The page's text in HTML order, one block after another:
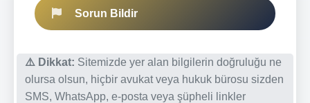
Sorun Bildir
⚠️ Dikkat: Sitemizde yer alan bilgilerin doğruluğu ne
olursa olsun, hiçbir avukat veya hukuk bürosu sizden
SMS, WhatsApp, e-posta veya şüpheli linkler